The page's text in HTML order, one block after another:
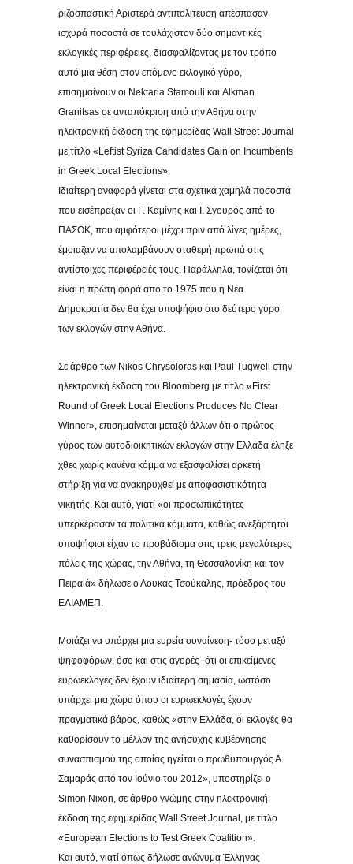
ριζοσπαστική Αριστερά αντιπολίτευση απέσπασαν
ισχυρά ποσοστά σε τουλάχιστον δύο σημαντικές
εκλογικές περιφέρειες, διασφαλίζοντας με τον τρόπο
αυτό μια θέση στον επόμενο εκλογικό γύρο,
επισημαίνουν οι Nektaria Stamouli και Alkman
Granitsas σε ανταπόκριση από την Αθήνα στην
ηλεκτρονική έκδοση της εφημερίδας Wall Street Journal
με τίτλο «Leftist Syriza Candidates Gain on Incumbents
in Greek Local Elections».
Ιδιαίτερη αναφορά γίνεται στα σχετικά χαμηλά ποσοστά
που εισέπραξαν οι Γ. Καμίνης και Ι. Σγουρός από το
ΠΑΣΟΚ, που αμφότεροι μέχρι πριν από λίγες ημέρες,
έμοιαζαν να απολαμβάνουν σταθερή πρωτιά στις
αντίστοιχες περιφέρειές τους. Παράλληλα, τονίζεται ότι
είναι η πρώτη φορά από το 1975 που η Νέα
Δημοκρατία δεν θα έχει υποψήφιο στο δεύτερο γύρο
των εκλογών στην Αθήνα.
Σε άρθρο των Nikos Chrysoloras και Paul Tugwell στην
ηλεκτρονική έκδοση του Bloomberg με τίτλο «First
Round of Greek Local Elections Produces No Clear
Winner», επισημαίνεται μεταξύ άλλων ότι ο πρώτος
γύρος των αυτοδιοικητικών εκλογών στην Ελλάδα έληξε
χθες χωρίς κανένα κόμμα να εξασφαλίσει αρκετή
στήριξη για να ανακηρυχθεί με αποφασιστικότητα
νικητής. Και αυτό, γιατί «οι προσωπικότητες
υπερκέρασαν τα πολιτικά κόμματα, καθώς ανεξάρτητοι
υποψήφιοι είχαν το προβάδισμα στις τρεις μεγαλύτερες
πόλεις της χώρας, την Αθήνα, τη Θεσσαλονίκη και τον
Πειραιά» δήλωσε ο Λουκάς Τσούκαλης, πρόεδρος του
ΕΛΙΑΜΕΠ.
Μοιάζει να υπάρχει μια ευρεία συναίνεση- τόσο μεταξύ
ψηφοφόρων, όσο και στις αγορές- ότι οι επικείμενες
ευρωεκλογές δεν έχουν ιδιαίτερη σημασία, ωστόσο
υπάρχει μια χώρα όπου οι ευρωεκλογές έχουν
πραγματικά βάρος, καθώς «στην Ελλάδα, οι εκλογές θα
καθορίσουν το μέλλον της ανήσυχης κυβέρνησης
συνασπισμού της οποίας ηγείται ο πρωθυπουργός Α.
Σαμαράς από τον Ιούνιο του 2012», υποστηρίζει ο
Simon Nixon, σε άρθρο γνώμης στην ηλεκτρονική
έκδοση της εφημερίδας Wall Street Journal, με τίτλο
«European Elections to Test Greek Coalition».
Και αυτό, γιατί όπως δήλωσε ανώνυμα Έλληνας